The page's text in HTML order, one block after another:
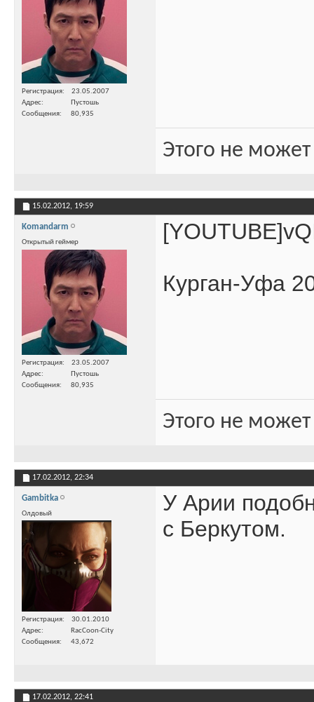
Регистрация
23.05.2007
Адрес
Пустошь
Сообщения
80,935
Этого не
15.02.2012, 19:59
Komandarm
Открытый геймер
Регистрация
23.05.2007
Адрес
Пустошь
Сообщения
80,935
Курган-Уфа
Этого не
17.02.2012, 22:34
Gambitka
Олдовый
Регистрация
30.01.2010
Адрес
RacCoon-City
Сообщения
43,672
У Арии
с Беркутом.
17.02.2012, 22:41